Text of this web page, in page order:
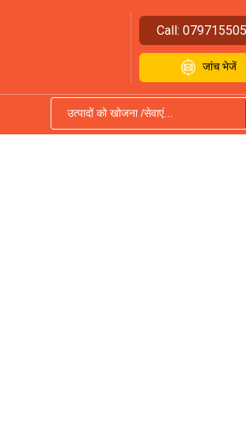
Call:
जांच भेजें